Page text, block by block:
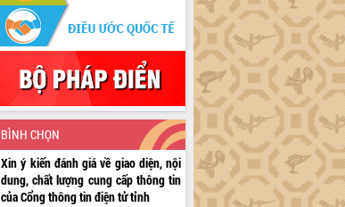
BÌNH CHỌN
Xin ý kiến đánh giá về giao diện, nội
dung, chất lượng cung cấp thông tin
của Cổng thông tin điện tử tỉnh